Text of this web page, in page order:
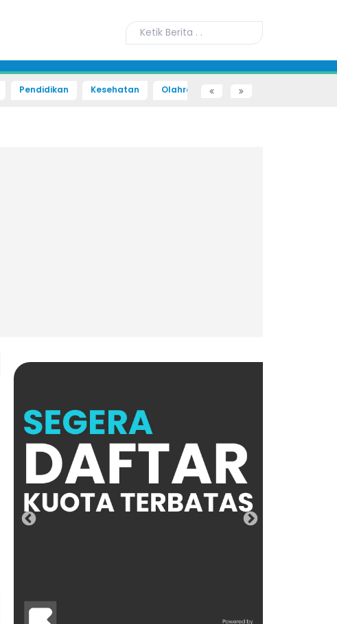
Pendidikan Kesehatan Olahraga Sains dan Teknologi